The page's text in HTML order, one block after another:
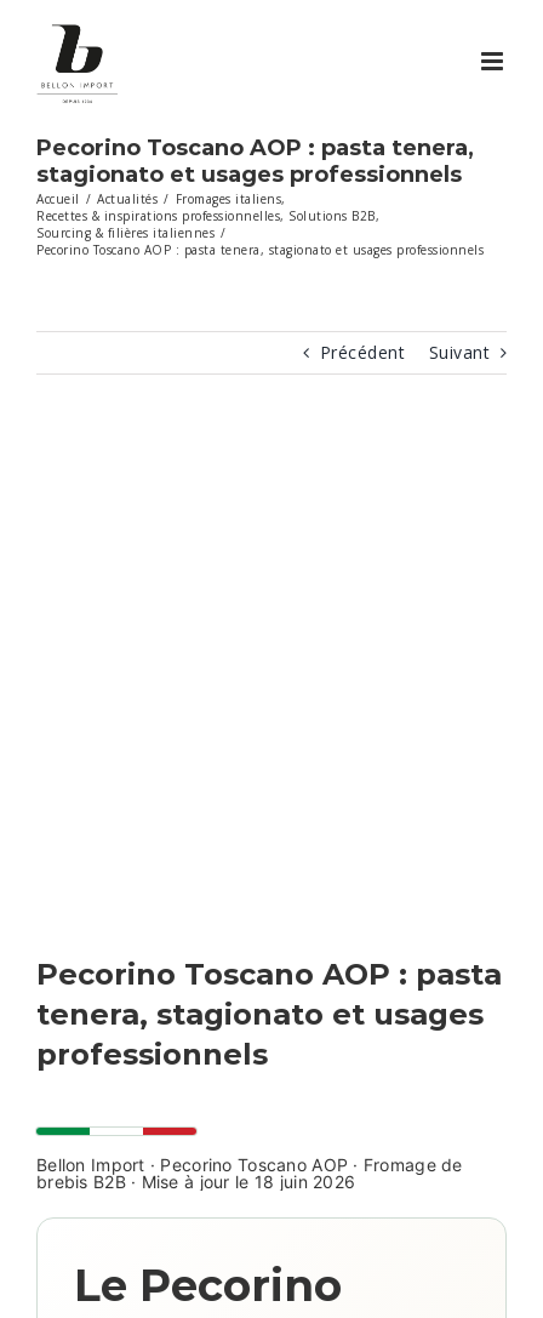
contenu
Pecorino Toscano AOP : pasta tenera,
stagionato et usages professionnels
Accueil / Actualités / Fromages italiens,
Recettes & inspirations professionnelles, Solutions B2B,
Sourcing & filières italiennes /
Pecorino Toscano AOP : pasta tenera, stagionato et usages professionnels
Précédent Suivant
Pecorino Toscano AOP : pasta
tenera, stagionato et usages
professionnels
Bellon Import · Pecorino Toscano AOP · Fromage de
brebis B2B · Mise à jour le 18 juin 2026
Le Pecorino